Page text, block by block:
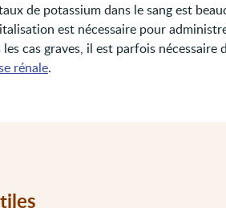
de potassium dans le sang est
est nécessaire pour
les cas graves, il est parfois
rénale.